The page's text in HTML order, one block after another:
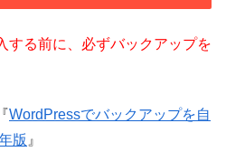
る前に、必ずバックアップを
WordPressでバックアップを自
版 』